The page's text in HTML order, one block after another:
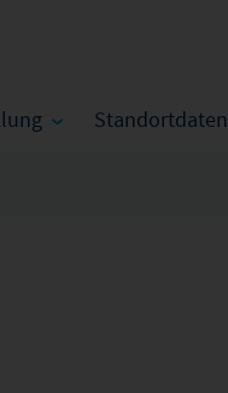
Standortdaten